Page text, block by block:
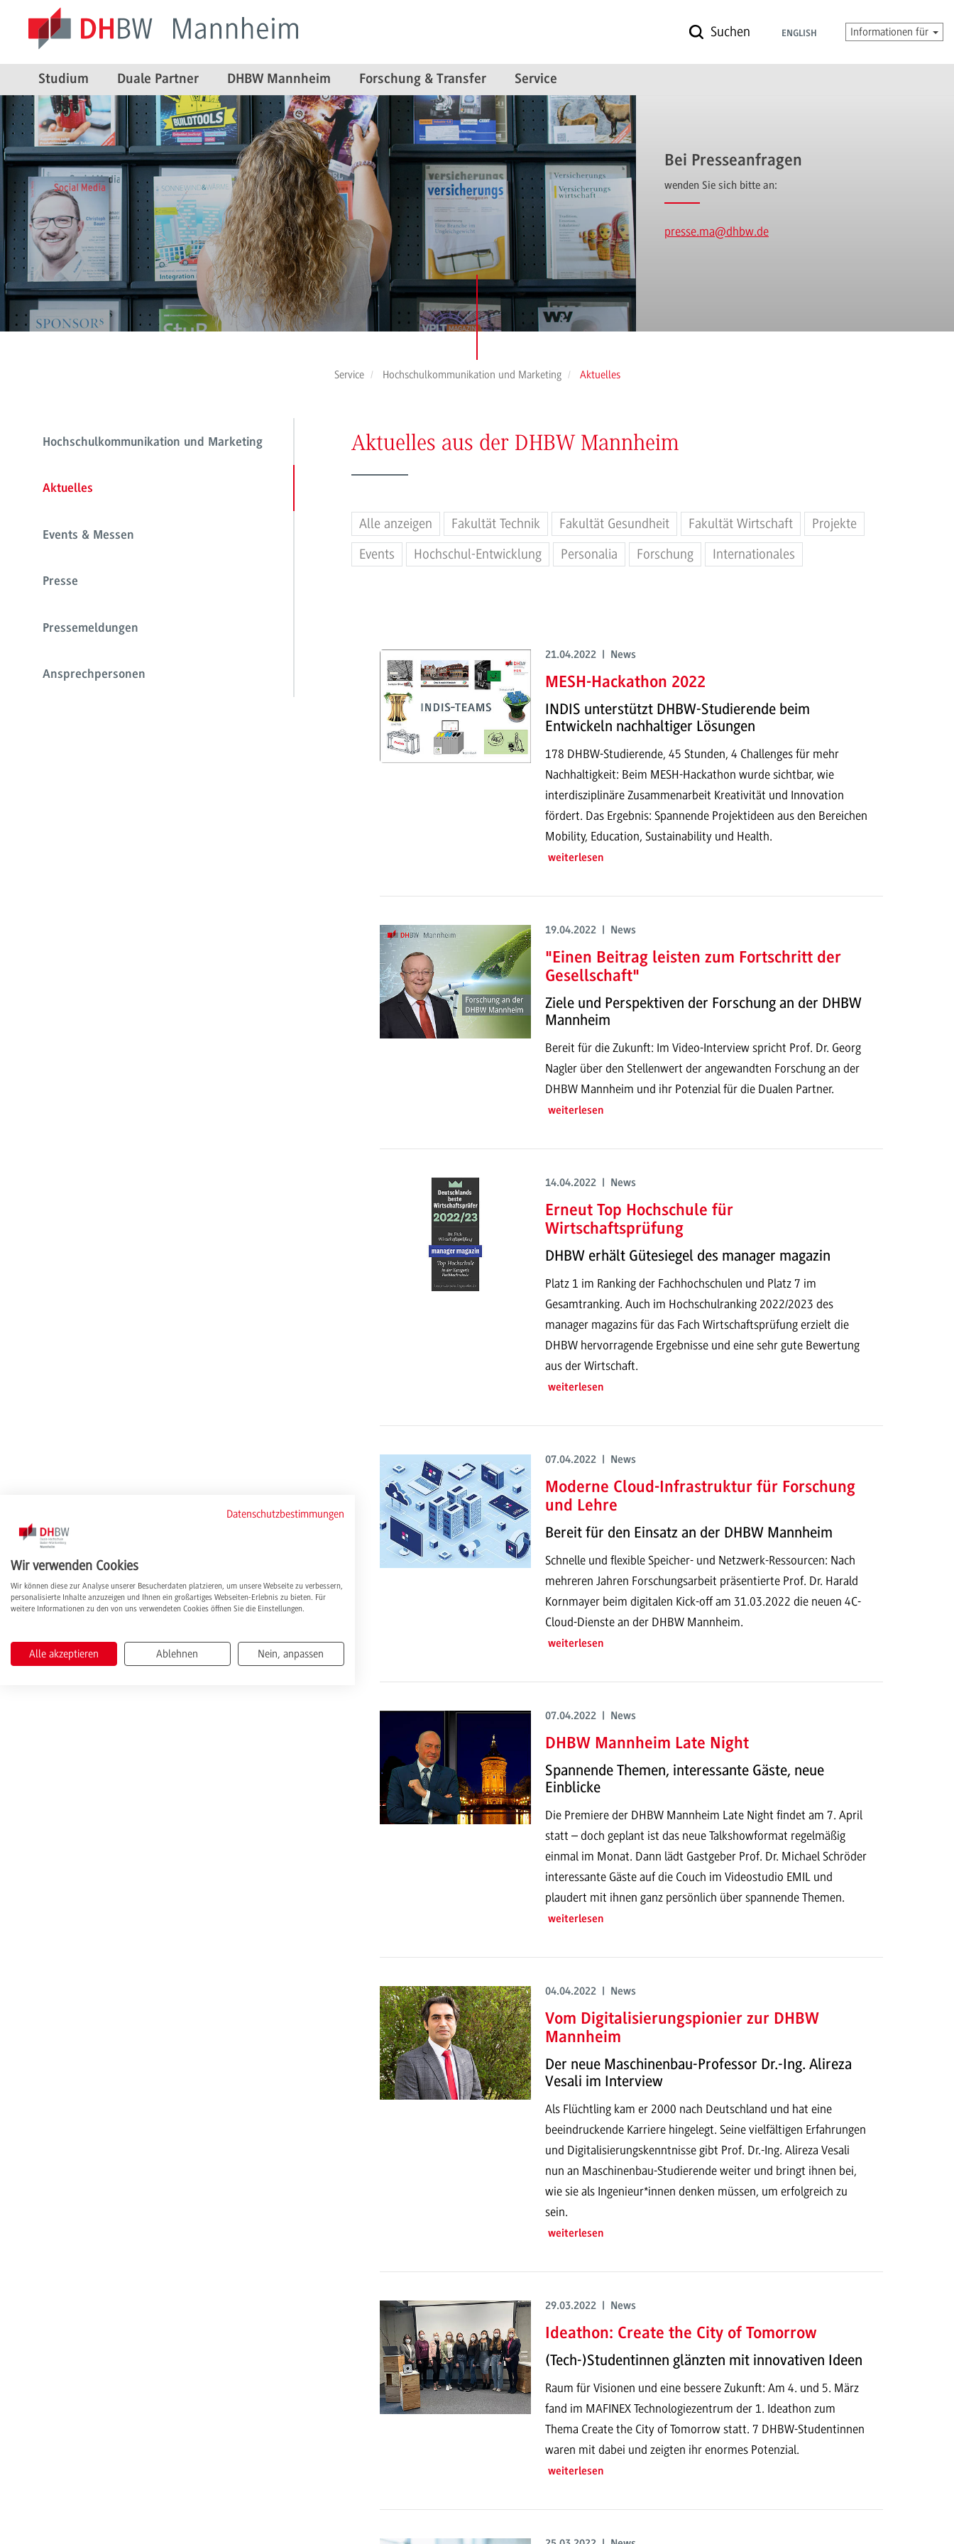
Suchen ENGLISH Informationen für
Studium Duale Partner DHBW Mannheim Forschung & Transfer Service
Bei Presseanfragen
wenden Sie sich bitte an:
presse.ma@dhbw.de
Service Hochschulkommunikation und Marketing Aktuelles
Hochschulkommunikation und Marketing
Aktuelles
Events & Messen
Presse
Pressemeldungen
Ansprechpersonen
Aktuelles aus der DHBW Mannheim
Alle anzeigen Fakultät Technik Fakultät Gesundheit Fakultät Wirtschaft
Projekte
Events
Hochschul-Entwicklung Personalia Forschung Internationales
21.04.2022 | News
MESH-Hackathon 2022
INDIS unterstützt DHBW-Studierende beim
Entwickeln nachhaltiger Lösungen
178 DHBW-Studierende, 45 Stunden, 4 Challenges für mehr
Nachhaltigkeit: Beim MESH-Hackathon wurde sichtbar, wie
interdisziplinäre Zusammenarbeit Kreativität und Innovation
fördert. Das Ergebnis: Spannende Projektideen aus den Bereichen
Mobility, Education, Sustainability und Health.
weiterlesen
19.04.2022 | News
"Einen Beitrag leisten zum Fortschritt der
Gesellschaft"
Ziele und Perspektiven der Forschung an der DHBW
Mannheim
Bereit für die Zukunft: Im Video-Interview spricht Prof. Dr. Georg
Nagler über den Stellenwert der angewandten Forschung an der
DHBW Mannheim und ihr Potenzial für die Dualen Partner.
weiterlesen
14.04.2022 | News
Erneut Top Hochschule für
Wirtschaftsprüfung
DHBW erhält Gütesiegel des manager magazin
Platz 1 im Ranking der Fachhochschulen und Platz 7 im
Gesamtranking. Auch im Hochschulranking 2022/2023 des
manager magazins für das Fach Wirtschaftsprüfung erzielt die
DHBW hervorragende Ergebnisse und eine sehr gute Bewertung
aus der Wirtschaft.
weiterlesen
07.04.2022 | News
Moderne Cloud-Infrastruktur für Forschung
und Lehre
Bereit für den Einsatz an der DHBW Mannheim
Schnelle und flexible Speicher- und Netzwerk-Ressourcen: Nach
mehreren Jahren Forschungsarbeit präsentierte Prof. Dr. Harald
Kornmayer beim digitalen Kick-off am 31.03.2022 die neuen 4C-
Cloud-Dienste an der DHBW Mannheim.
weiterlesen
07.04.2022 | News
DHBW Mannheim Late Night
Spannende Themen, interessante Gäste, neue
Einblicke
Die Premiere der DHBW Mannheim Late Night findet am 7. April
statt – doch geplant ist das neue Talkshowformat regelmäßig
einmal im Monat. Dann lädt Gastgeber Prof. Dr. Michael Schröder
interessante Gäste auf die Couch im Videostudio EMIL und
plaudert mit ihnen ganz persönlich über spannende Themen.
weiterlesen
04.04.2022 | News
Vom Digitalisierungspionier zur DHBW
Mannheim
Der neue Maschinenbau-Professor Dr.-Ing. Alireza
Vesali im Interview
Als Flüchtling kam er 2000 nach Deutschland und hat eine
beeindruckende Karriere hingelegt. Seine vielfältigen Erfahrungen
und Digitalisierungskenntnisse gibt Prof. Dr.-Ing. Alireza Vesali
nun an Maschinenbau-Studierende weiter und bringt ihnen bei,
wie sie als Ingenieur*innen denken müssen, um erfolgreich zu
sein.
weiterlesen
29.03.2022 | News
Ideathon: Create the City of Tomorrow
(Tech-)Studentinnen glänzten mit innovativen Ideen
Raum für Visionen und eine bessere Zukunft: Am 4. und 5. März
fand im MAFINEX Technologiezentrum der 1. Ideathon zum
Thema Create the City of Tomorrow statt. 7 DHBW-Studentinnen
waren mit dabei und zeigten ihr enormes Potenzial.
weiterlesen
Datenschutzbestimmungen
Wir verwenden Cookies
Wir können diese zur Analyse unserer Besucherdaten platzieren, um unsere Webseite zu verbessern,
personalisierte Inhalte anzuzeigen und Ihnen ein großartiges Webseiten-Erlebnis zu bieten. Für
weitere Informationen zu den von uns verwendeten Cookies öffnen Sie die Einstellungen.
Alle akzeptieren Ablehnen Nein, anpassen